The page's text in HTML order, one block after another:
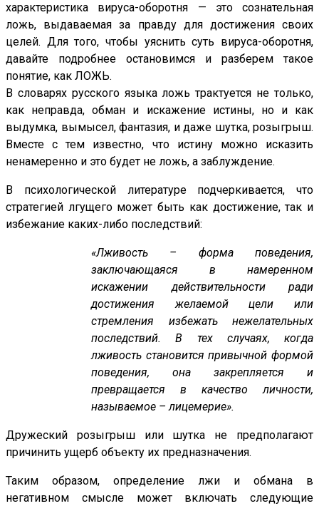
характеристика вируса-оборотня — это сознательная
ложь, выдаваемая за правду для достижения своих
целей. Для того, чтобы уяснить суть вируса-оборотня,
давайте подробнее остановимся и разберем такое
понятие, как ЛОЖЬ.
В словарях русского языка ложь трактуется не только,
как неправда, обман и искажение истины, но и как
выдумка, вымысел, фантазия, и даже шутка, розыгрыш.
Вместе с тем известно, что истину можно исказить
ненамеренно и это будет не ложь, а заблуждение.
В психологической литературе подчеркивается, что
стратегией лгущего может быть как достижение, так и
избежание каких-либо последствий:
«Лживость – форма поведения,
заключающаяся в намеренном
искажении действительности ради
достижения желаемой цели или
стремления избежать нежелательных
последствий. В тех случаях, когда
лживость становится привычной формой
поведения, она закрепляется и
превращается в качество личности,
называемое – лицемерие».
Дружеский розыгрыш или шутка не предполагают
причинить ущерб объекту их предназначения.
Таким образом, определение лжи и обмана в
негативном смысле может включать следующие